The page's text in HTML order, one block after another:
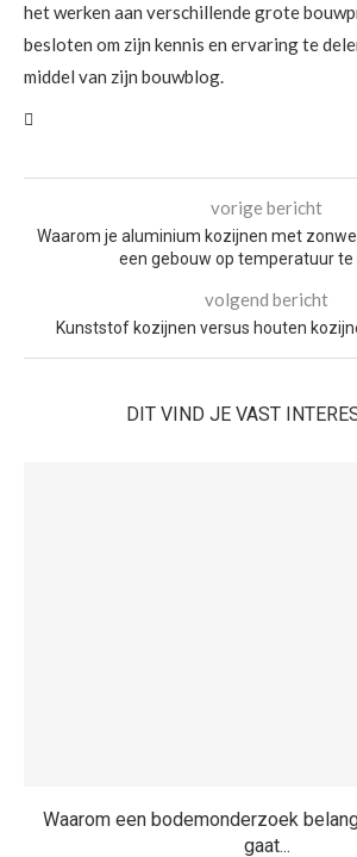
het werken aan verschillende grote
besloten om zijn kennis en ervaring te
middel van zijn bouwblog.
vorige bericht
Waarom je aluminium kozijnen met
een gebouw op temperatuur te
volgend bericht
Kunststof kozijnen versus houten
DIT VIND JE VAST
Waarom een bodemonderzoek
gaat...